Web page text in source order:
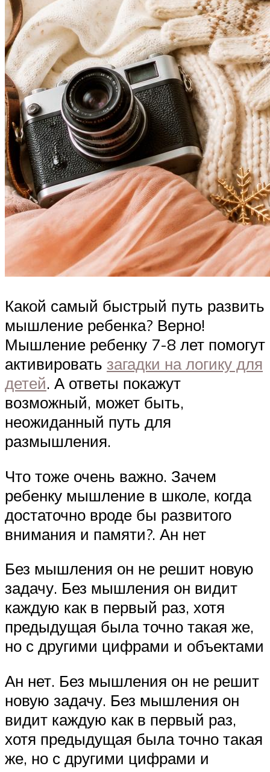
Какой самый быстрый путь развить
мышление ребенка? Верно!
Мышление ребенку 7-8 лет помогут
активировать загадки на логику для
детей. А ответы покажут
возможный, может быть,
неожиданный путь для
размышления.
Что тоже очень важно. Зачем
ребенку мышление в школе, когда
достаточно вроде бы развитого
внимания и памяти?. Ан нет
Без мышления он не решит новую
задачу. Без мышления он видит
каждую как в первый раз, хотя
предыдущая была точно такая же,
но с другими цифрами и объектами
Ан нет. Без мышления он не решит
новую задачу. Без мышления он
видит каждую как в первый раз,
хотя предыдущая была точно такая
же, но с другими цифрами и